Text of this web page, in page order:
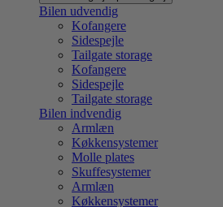
Bilen udvendig
Kofangere
Sidespejle
Tailgate storage
Kofangere
Sidespejle
Tailgate storage
Bilen indvendig
Armlæn
Køkkensystemer
Molle plates
Skuffesystemer
Armlæn
Køkkensystemer